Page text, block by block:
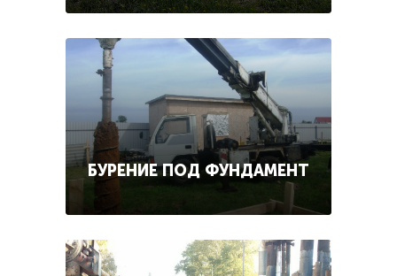
БУРЕНИЕ ПОД ФУНДАМЕНТ